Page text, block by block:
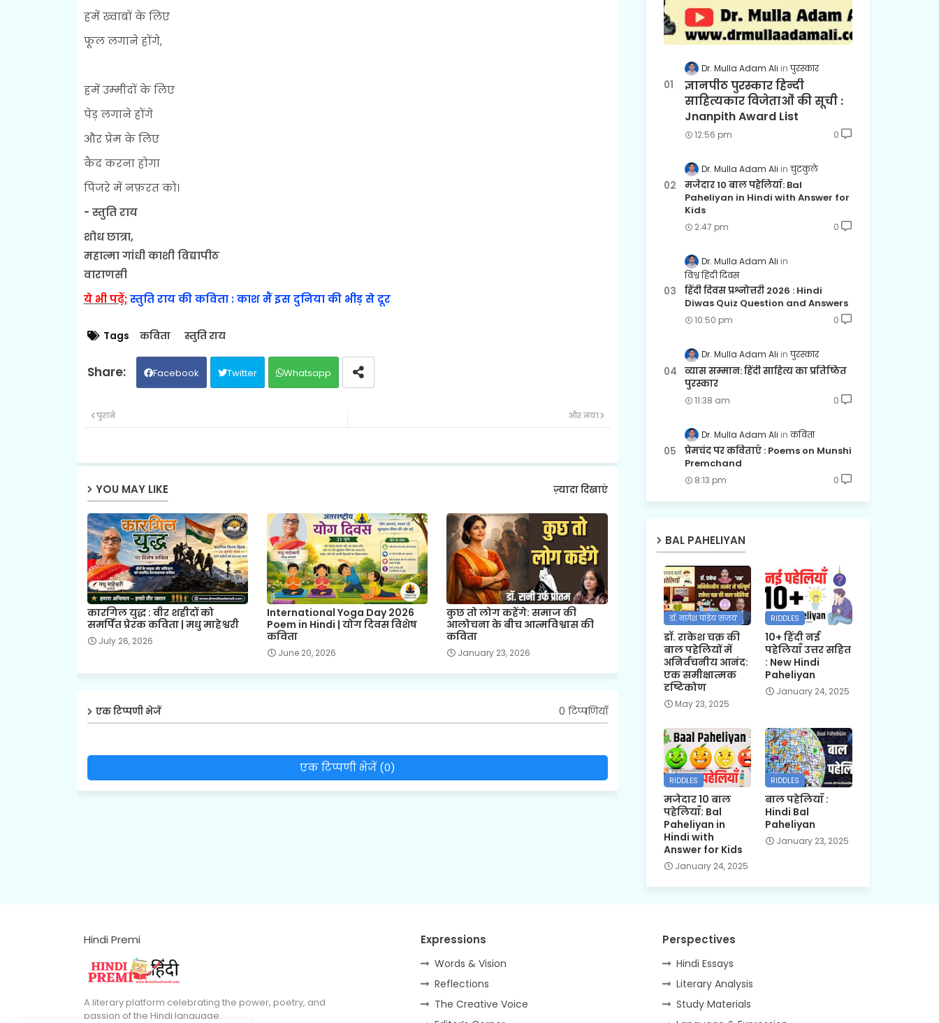
हमें ख्वाबों के लिए
फूल लगाने होंगे,
हमें उम्मीदों के लिए
पेड़ लगाने होंगे
और प्रेम के लिए
कैद करना होगा
पिंजरे में नफ़रत को।
- स्तुति राय
शोध छात्रा,
महात्मा गांधी काशी विद्यापीठ
वाराणसी
ये भी पढ़ें; स्तुति राय की कविता : काश मैं इस दुनिया की भीड़ से दूर
Tags कविता स्तुति राय
Facebook Twitter Whatsapp
और नया
पुराने
YOU MAY LIKE ज़्यादा दिखाएं
कारगिल युद्ध : वीर शहीदों को
समर्पित प्रेरक कविता | मधु माहेश्वरी
July 26, 2026
International Yoga Day 2026
Poem in Hindi | योग दिवस विशेष
कविता
June 20, 2026
कुछ तो लोग कहेंगे: समाज की
आलोचना के बीच आत्मविश्वास की
कविता
January 23, 2026
एक टिप्पणी भेजें 0 टिप्पणियाँ
एक टिप्पणी भेजें (0)
Dr. Mulla Adam Ali पुरस्कार
ज्ञानपीठ पुरस्कार हिन्दी
साहित्यकार विजेताओं की सूची :
Jnanpith Award List
12:56 pm 0
Dr. Mulla Adam Ali चुटकुले
मजेदार 10 बाल पहेलियाँ: Bal
Paheliyan in Hindi with Answer for
Kids
2:47 pm 0
Dr. Mulla Adam Ali
विश्व हिंदी दिवस
हिंदी दिवस प्रश्नोत्तरी 2026 : Hindi
Diwas Quiz Question and Answers
10:50 pm 0
Dr. Mulla Adam Ali पुरस्कार
व्यास सम्मान: हिंदी साहित्य का प्रतिष्ठित
पुरस्कार
11:38 am 0
Dr. Mulla Adam Ali कविता
प्रेमचंद पर कविताएँ : Poems on Munshi
Premchand
8:13 pm 0
BAL PAHELIYAN
डॉ. नागेश पांडेय 'संजय'
डॉ. राकेश चक्र की
बाल पहेलियों में
अनिर्वचनीय आनंद:
एक समीक्षात्मक
दृष्टिकोण
May 23, 2025
RIDDLES
10+ हिंदी नई
पहेलियाँ उत्तर सहित
: New Hindi
Paheliyan
January 24, 2025
RIDDLES
मजेदार 10 बाल
पहेलियाँ: Bal
Paheliyan in
Hindi with
Answer for Kids
January 24, 2025
RIDDLES
बाल पहेलियाँ :
Hindi Bal
Paheliyan
January 23, 2025
Hindi Premi
A literary platform celebrating the power, poetry, and
passion of the Hindi language.
Expressions
Words & Vision
Reflections
The Creative Voice
Perspectives
Hindi Essays
Literary Analysis
Study Materials